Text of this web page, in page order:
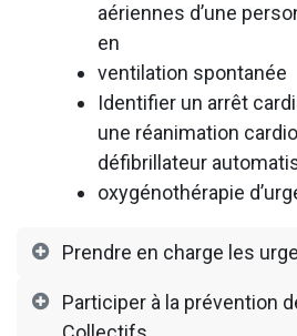
aériennes d’une
en
ventilation spontanée
Identifier un arrêt
une réanimation
défibrillateur
oxygénothérapie
Prendre en charge les
Participer à la prévention